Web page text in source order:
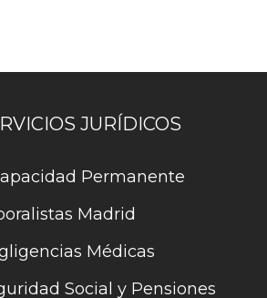
JURÍDICOS
Permanente
Madrid
Médicas
Social y Pensiones